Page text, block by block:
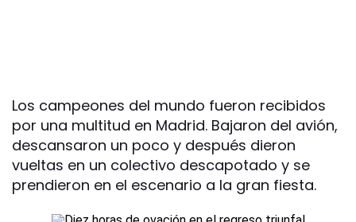
Los campeones del mundo fueron recibidos
por una multitud en Madrid. Bajaron del avión,
descansaron un poco y después dieron
vueltas en un colectivo descapotado y se
prendieron en el escenario a la gran fiesta.